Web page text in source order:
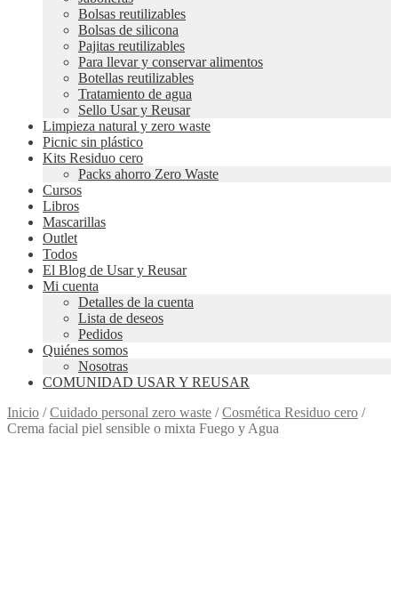
Bolsas reutilizables
Bolsas de silicona
Pajitas reutilizables
Para llevar y conservar alimentos
Botellas reutilizables
Tratamiento de agua
Sello Usar y Reusar
Limpieza natural y zero waste
Picnic sin plástico
Kits Residuo cero
Packs ahorro Zero Waste
Cursos
Libros
Mascarillas
Outlet
Todos
El Blog de Usar y Reusar
Mi cuenta
Detalles de la cuenta
Lista de deseos
Pedidos
Quiénes somos
Nosotras
COMUNIDAD USAR Y REUSAR
Inicio /Cuidado personal zero waste /Cosmética Residuo cero /
Crema facial piel sensible o mixta Fuego y Agua